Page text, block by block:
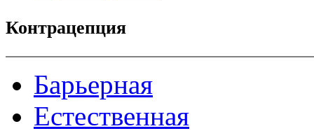
Контрацепция
Барьерная
Естественная